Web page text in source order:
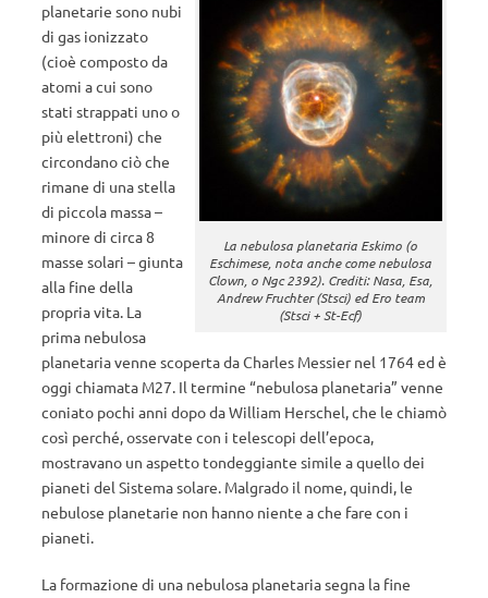
La nebulosa planetaria Eskimo (o
Eschimese, nota anche come nebulosa
Clown, o Ngc 2392). Crediti: Nasa, Esa,
Andrew Fruchter (Stsci) ed Ero team
(Stsci + St-Ecf)
planetarie sono nubi
di gas ionizzato
(cioè composto da
atomi a cui sono
stati strappati uno o
più elettroni) che
circondano ciò che
rimane di una stella
di piccola massa –
minore di circa 8
masse solari – giunta
alla fine della
propria vita. La
prima nebulosa
planetaria venne scoperta da Charles Messier nel 1764 ed è
oggi chiamata M27. Il termine “nebulosa planetaria” venne
coniato pochi anni dopo da William Herschel, che le chiamò
così perché, osservate con i telescopi dell’epoca,
mostravano un aspetto tondeggiante simile a quello dei
pianeti del Sistema solare. Malgrado il nome, quindi, le
nebulose planetarie non hanno niente a che fare con i
pianeti.
La formazione di una nebulosa planetaria segna la fine